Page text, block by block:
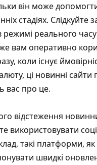
він може
стадіях. Слідкуйте
реального
вам оперативно
коли існує
ці новинні
вас про це.
відстеження
використовувати
такі платформи,
швидкі